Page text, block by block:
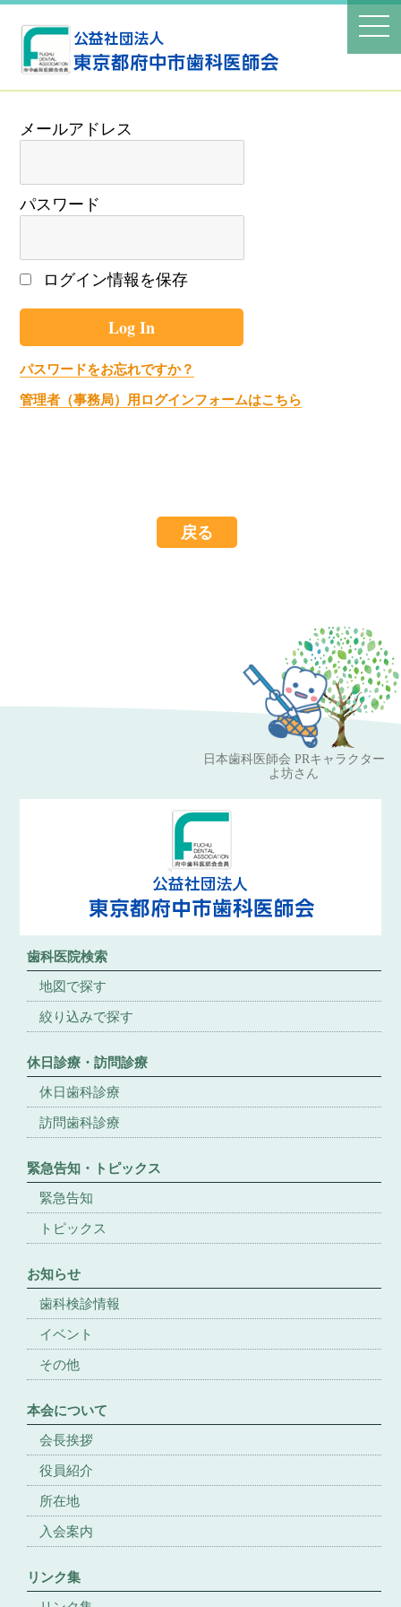
パスワード
ログイン情報を保存
パスワードをお忘れですか？
管理者（事務局）用ログインフォームはこちら
戻る
日本歯科医師会 PRキャラクター
よ坊さん
歯科医院検索
地図で探す
絞り込みで探す
休日診療・訪問診療
休日歯科診療
訪問歯科診療
緊急告知・トピックス
緊急告知
トピックス
お知らせ
歯科検診情報
イベント
その他
本会について
会長挨拶
役員紹介
所在地
入会案内
リンク集